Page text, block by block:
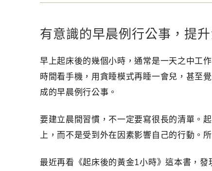
有意識的早晨例行公事，提
早上起床後的幾個小時，通常是一天之中工
時間看手機，用貪睡模式再睡一會兒，甚至
成的早晨例行公事。
要建立晨間習慣，不一定要寫很長的清單。
上，而不是受到外在因素影響自己的行動。
最近再看《起床後的黃金1小時》這本書，發